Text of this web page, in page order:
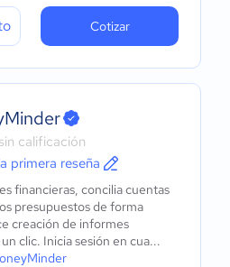
Cotizar
calificación
primera reseña
financieras, concilia cuentas
presupuestos de forma
creación de informes
clic. Inicia sesión en cua...